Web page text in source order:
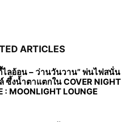
ARTICLES
ไลอ้อน – ว่านวันวาน” พ่นไฟสนั่น
ซึ้งน้ำตาแตกใน COVER NIGHT
: MOONLIGHT LOUNGE